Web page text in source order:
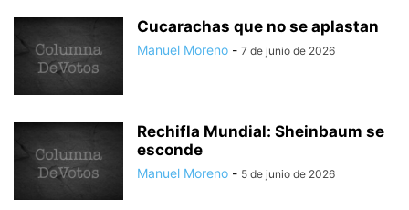
Cucarachas que no se aplastan
Manuel Moreno - 7 de junio de 2026
Rechifla Mundial: Sheinbaum se
esconde
Manuel Moreno - 5 de junio de 2026